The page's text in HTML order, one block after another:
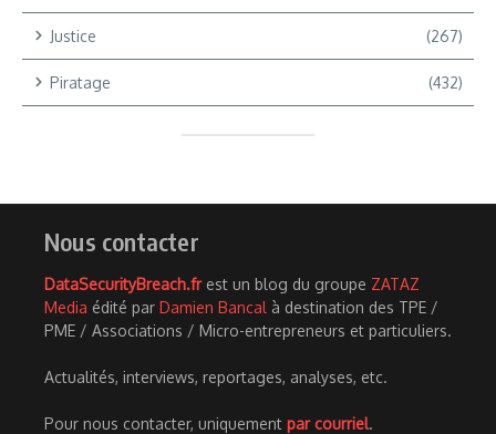
Justice (267)
Piratage (432)
Nous contacter
DataSecurityBreach.frest un blog du groupe ZATAZ
Media édité par Damien Bancal à destination des TPE /
PME / Associations / Micro-entrepreneurs et particuliers.
Actualités, interviews, reportages, analyses, etc.
Pour nous contacter, uniquement par courriel.